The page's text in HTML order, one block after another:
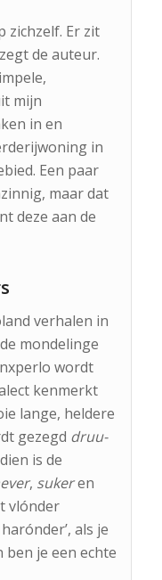
zichzelf. Er zit
de auteur.
mijn
in en
in
Een paar
maar dat
deze aan de
verhalen in
mondelinge
wordt
kenmerkt
lange, heldere
gezegd druu-
is de
, sukeren
vlónder
als je
je een echte